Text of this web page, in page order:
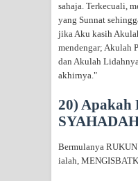
sahaja. Terkecuali,
yang Sunnat
jika Aku kasih
mendengar; Akulah
dan Akulah
akhirnya."
20) Apakah
Bermulanya
ialah,